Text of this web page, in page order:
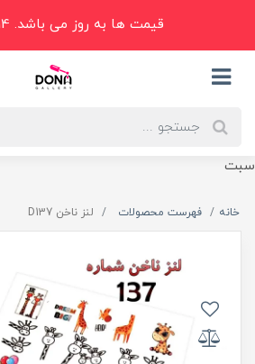
سبت
قیمت ها به روز می باشد. 1405/05/14
خانه فهرست محصولات لنز ناخن D137